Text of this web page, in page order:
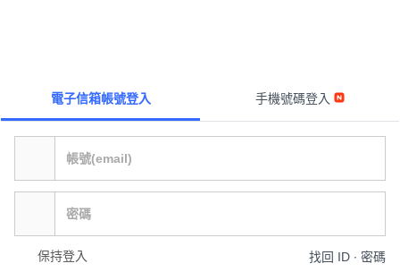
電子信箱帳號登入 手機號碼登入
保持登入 找回 ID ∙ 密碼